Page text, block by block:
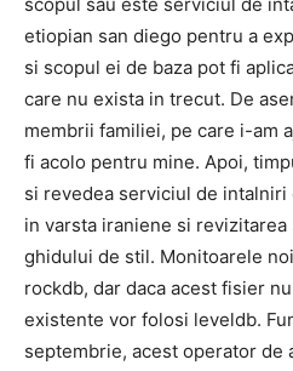
etiopian san diego pentru a
si scopul ei de baza pot fi
care nu exista in trecut. De
membrii familiei, pe care i-am
fi acolo pentru mine. Apoi,
si revedea serviciul de
in varsta iraniene si
ghidului de stil. Monitoarele
rockdb, dar daca acest fisier
existente vor folosi leveldb.
septembrie, acest operator de